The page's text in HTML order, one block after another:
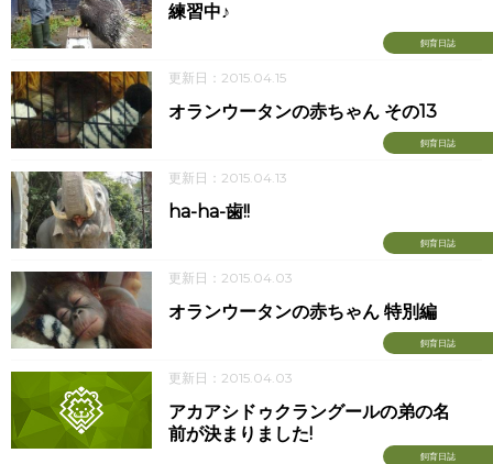
飼育日誌
練習中♪
更新日：2015.04.15
飼育日誌
オランウータンの赤ちゃん その13
更新日：2015.04.13
飼育日誌
ha-ha-歯!!
更新日：2015.04.03
飼育日誌
オランウータンの赤ちゃん 特別編
更新日：2015.04.03
飼育日誌
アカアシドゥクラングールの弟の名
前が決まりました!